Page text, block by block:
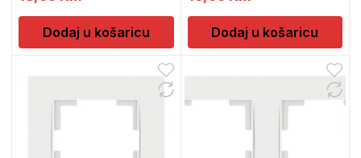
Dodaj u košaricu Dodaj u košaricu